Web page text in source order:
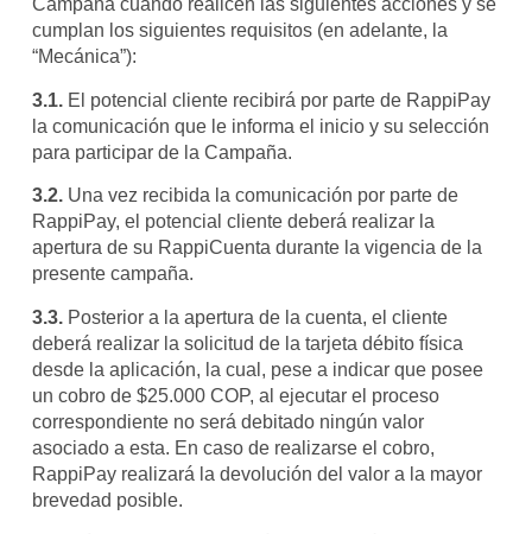
Campaña cuando realicen las siguientes acciones y se
cumplan los siguientes requisitos (en adelante, la
“Mecánica”):
3.1.El potencial cliente recibirá por parte de RappiPay
la comunicación que le informa el inicio y su selección
para participar de la Campaña.
3.2. Una vez recibida la comunicación por parte de
RappiPay, el potencial cliente deberá realizar la
apertura de su RappiCuenta durante la vigencia de la
presente campaña.
3.3.Posterior a la apertura de la cuenta, el cliente
deberá realizar la solicitud de la tarjeta débito física
desde la aplicación, la cual, pese a indicar que posee
un cobro de $25.000 COP, al ejecutar el proceso
correspondiente no será debitado ningún valor
asociado a esta. En caso de realizarse el cobro,
RappiPay realizará la devolución del valor a la mayor
brevedad posible.